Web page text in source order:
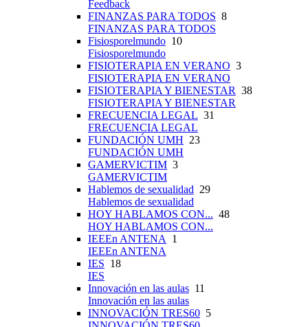
Feedback
FINANZAS PARA TODOS 8
FINANZAS PARA TODOS
Fisiosporelmundo 10
Fisiosporelmundo
FISIOTERAPIA EN VERANO 3
FISIOTERAPIA EN VERANO
FISIOTERAPIA Y BIENESTAR 38
FISIOTERAPIA Y BIENESTAR
FRECUENCIA LEGAL 31
FRECUENCIA LEGAL
FUNDACIÓN UMH 23
FUNDACIÓN UMH
GAMERVICTIM 3
GAMERVICTIM
Hablemos de sexualidad 29
Hablemos de sexualidad
HOY HABLAMOS CON... 48
HOY HABLAMOS CON...
IEEEn ANTENA
1
IEEEn ANTENA
IES 18
IES
Innovación en las aulas 11
Innovación en las aulas
INNOVACIÓN TRES60 5